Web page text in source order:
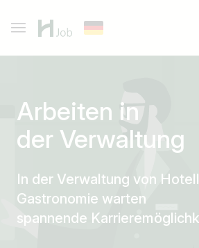
Arbeiten in
der Verwaltung
In der Verwaltung von
Gastronomie warten
spannende